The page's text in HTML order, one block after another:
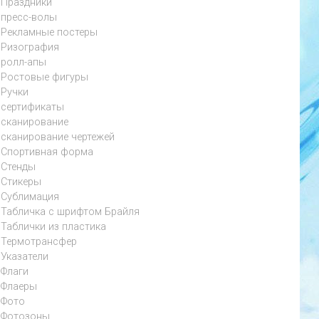
Праздники
пресс-волы
Рекламные постеры
Ризография
ролл-апы
Ростовые фигуры
Ручки
сертификаты
сканирование
сканирование чертежей
Спортивная форма
Стенды
Стикеры
Сублимация
Табличка с шрифтом Брайля
Таблички из пластика
Термотрансфер
Указатели
Флаги
Флаеры
Фото